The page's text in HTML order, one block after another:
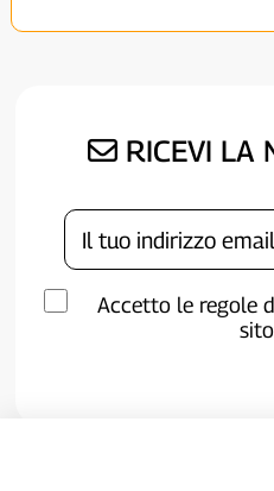
RICEVI LA
Accetto le regole
sito